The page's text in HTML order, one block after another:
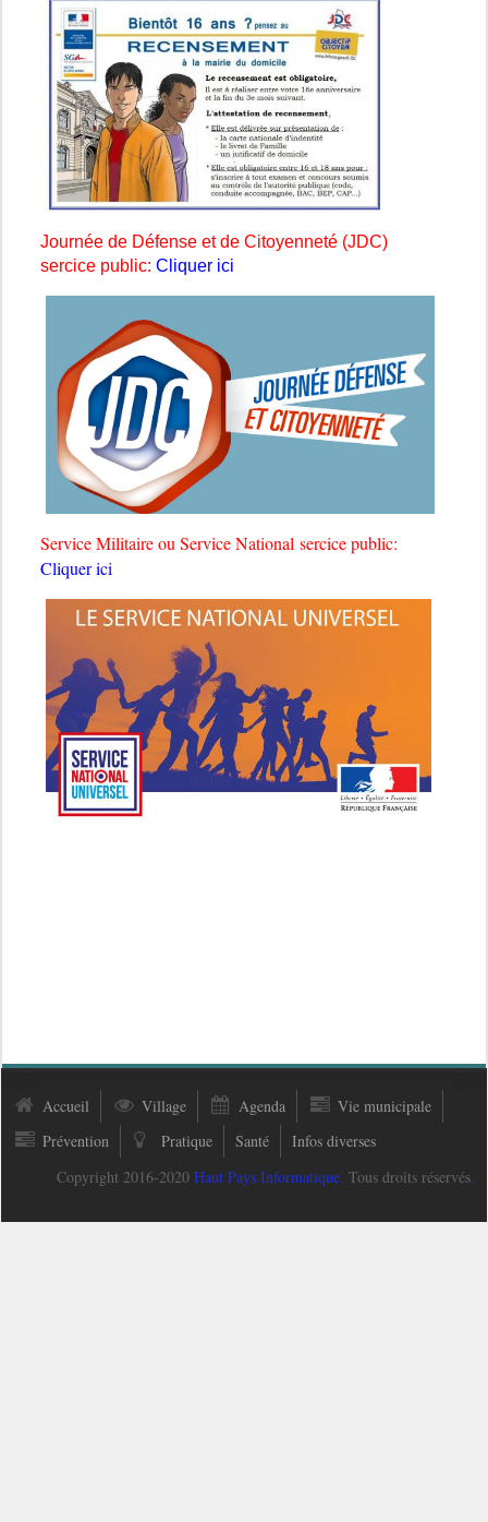
Journée de Défense et de Citoyenneté (JDC)
sercice public:Cliquer ici
Service Militaire ou Service National sercice public:
Cliquer ici
Accueil Village Agenda
Vie municipale
Prévention
Pratique Santé
Infos diverses
Copyright 2016-2020 Haut Pays Informatique. Tous droits réservés.